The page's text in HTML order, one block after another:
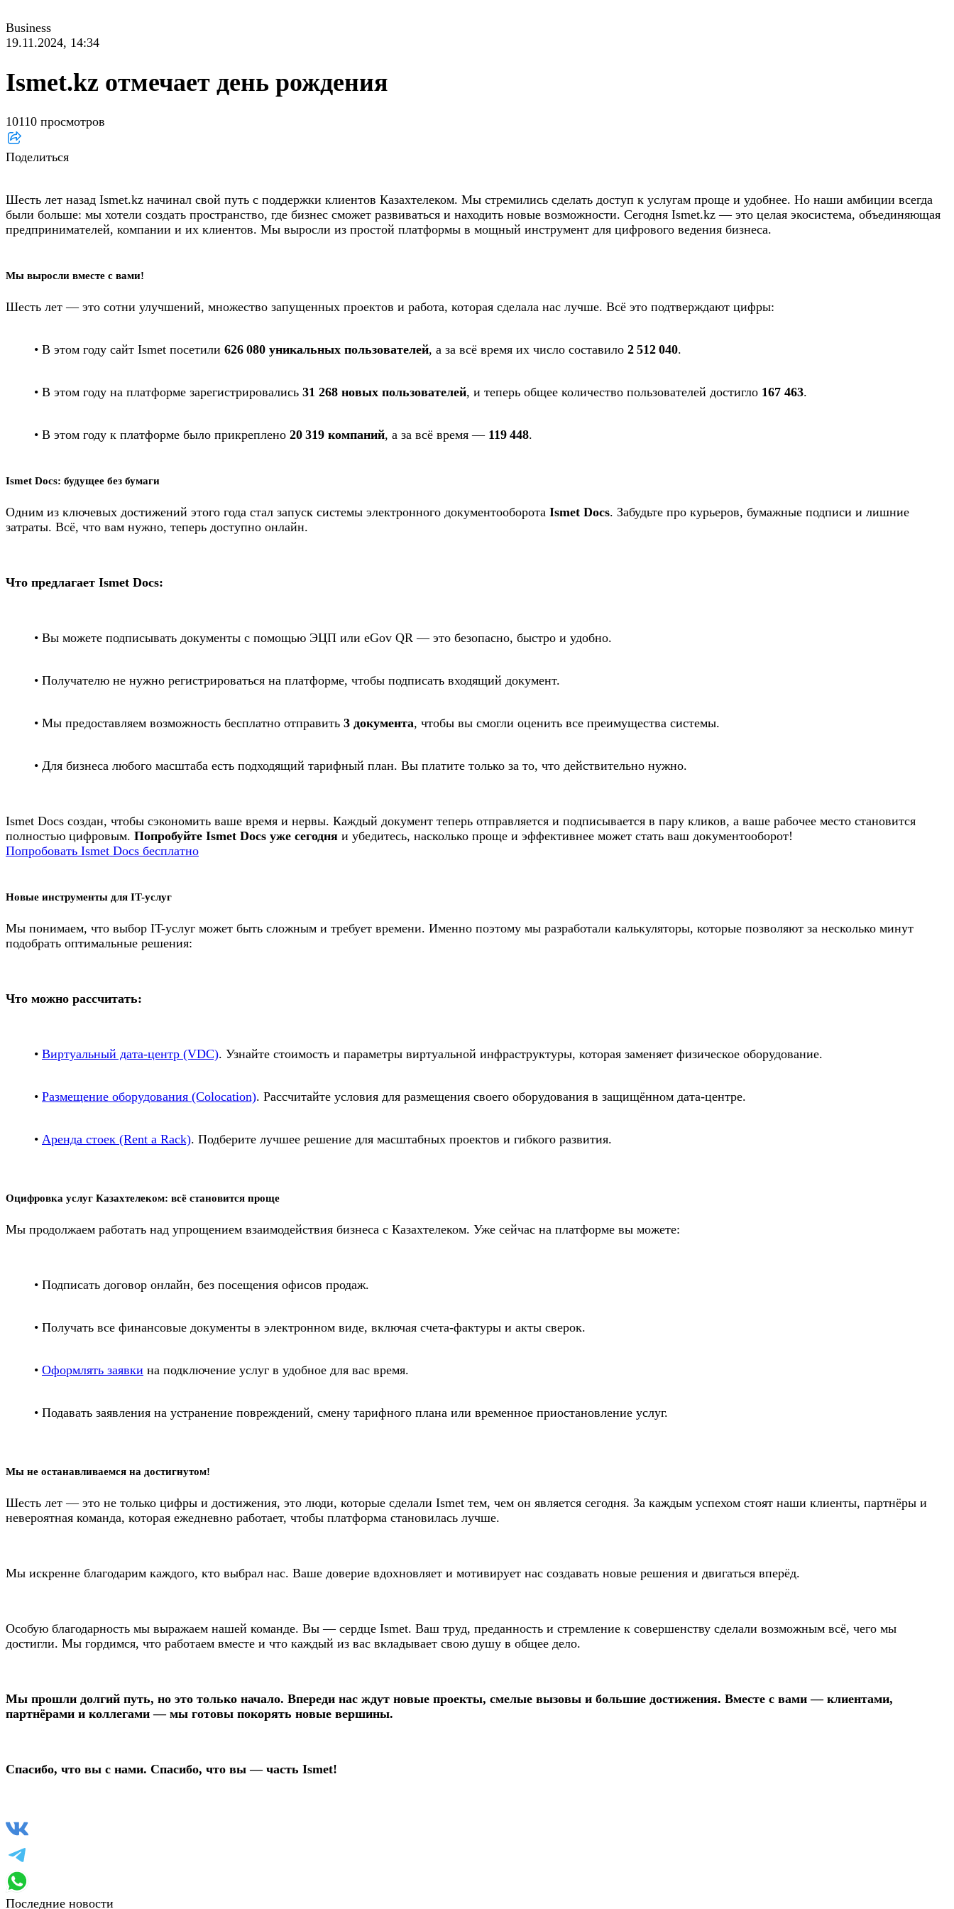
Business
19.11.2024, 14:34
Ismet.kz отмечает день рождения
10110 просмотров
Поделиться
Шесть лет назад Ismet.kz начинал свой путь с поддержки клиентов Казахтелеком. Мы стремились сделать доступ к услугам проще и удобнее. Но наши амбиции всегда
были больше: мы хотели создать пространство, где бизнес сможет развиваться и находить новые возможности. Сегодня Ismet.kz — это целая экосистема, объединяющая
предпринимателей, компании и их клиентов. Мы выросли из простой платформы в мощный инструмент для цифрового ведения бизнеса.
Мы выросли вместе с вами!
Шесть лет — это сотни улучшений, множество запущенных проектов и работа, которая сделала нас лучше. Всё это подтверждают цифры:
• В этом году сайт Ismet посетили 626 080 уникальных пользователей, а за всё время их число составило 2 512 040.
• В этом году на платформе зарегистрировались 31 268 новых пользователей, и теперь общее количество пользователей достигло 167 463.
• В этом году к платформе было прикреплено 20 319 компаний, а за всё время — 119 448.
Ismet Docs: будущее без бумаги
Одним из ключевых достижений этого года стал запуск системы электронного документооборота Ismet Docs. Забудьте про курьеров, бумажные подписи и лишние
затраты. Всё, что вам нужно, теперь доступно онлайн.
Что предлагает Ismet Docs:
• Вы можете подписывать документы с помощью ЭЦП или eGov QR — это безопасно, быстро и удобно.
• Получателю не нужно регистрироваться на платформе, чтобы подписать входящий документ.
• Мы предоставляем возможность бесплатно отправить 3 документа, чтобы вы смогли оценить все преимущества системы.
• Для бизнеса любого масштаба есть подходящий тарифный план. Вы платите только за то, что действительно нужно.
Ismet Docs создан, чтобы сэкономить ваше время и нервы. Каждый документ теперь отправляется и подписывается в пару кликов, а ваше рабочее место становится
полностью цифровым. Попробуйте Ismet Docs уже сегодня и убедитесь, насколько проще и эффективнее может стать ваш документооборот!
Попробовать Ismet Docs бесплатно
Новые инструменты для IT-услуг
Мы понимаем, что выбор IT-услуг может быть сложным и требует времени. Именно поэтому мы разработали калькуляторы, которые позволяют за несколько минут
подобрать оптимальные решения:
Что можно рассчитать:
• Виртуальный дата-центр (VDC). Узнайте стоимость и параметры виртуальной инфраструктуры, которая заменяет физическое оборудование.
• Размещение оборудования (Colocation). Рассчитайте условия для размещения своего оборудования в защищённом дата-центре.
• Аренда стоек (Rent a Rack). Подберите лучшее решение для масштабных проектов и гибкого развития.
Оцифровка услуг Казахтелеком: всё становится проще
Мы продолжаем работать над упрощением взаимодействия бизнеса с Казахтелеком. Уже сейчас на платформе вы можете:
• Подписать договор онлайн, без посещения офисов продаж.
• Получать все финансовые документы в электронном виде, включая счета-фактуры и акты сверок.
• Оформлять заявки на подключение услуг в удобное для вас время.
• Подавать заявления на устранение повреждений, смену тарифного плана или временное приостановление услуг.
Мы не останавливаемся на достигнутом!
Шесть лет — это не только цифры и достижения, это люди, которые сделали Ismet тем, чем он является сегодня. За каждым успехом стоят наши клиенты, партнёры и
невероятная команда, которая ежедневно работает, чтобы платформа становилась лучше.
Мы искренне благодарим каждого, кто выбрал нас. Ваше доверие вдохновляет и мотивирует нас создавать новые решения и двигаться вперёд.
Особую благодарность мы выражаем нашей команде. Вы — сердце Ismet. Ваш труд, преданность и стремление к совершенству сделали возможным всё, чего мы
достигли. Мы гордимся, что работаем вместе и что каждый из вас вкладывает свою душу в общее дело.
Мы прошли долгий путь, но это только начало. Впереди нас ждут новые проекты, смелые вызовы и большие достижения. Вместе с вами — клиентами,
партнёрами и коллегами — мы готовы покорять новые вершины.
Спасибо, что вы с нами. Спасибо, что вы — часть Ismet!
Последние новости